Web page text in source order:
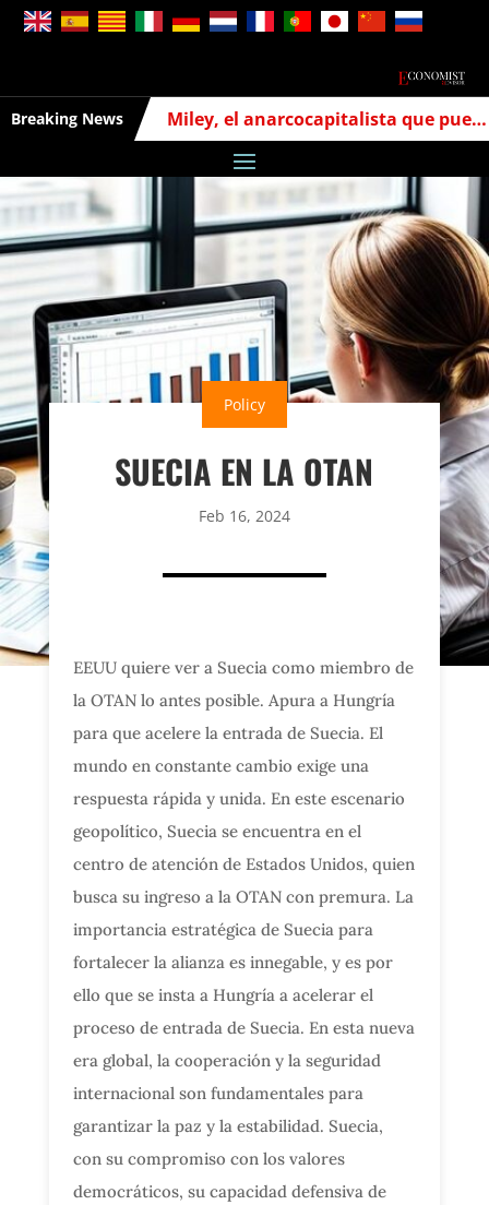
Breaking News Miley, el anarcocapitalista que puede cambiar la economía argentina
Policy
SUECIA EN LA OTAN
Feb 16, 2024
EEUU quiere ver a Suecia como miembro de
la OTAN lo antes posible. Apura a Hungría
para que acelere la entrada de Suecia. El
mundo en constante cambio exige una
respuesta rápida y unida. En este escenario
geopolítico, Suecia se encuentra en el
centro de atención de Estados Unidos, quien
busca su ingreso a la OTAN con premura. La
importancia estratégica de Suecia para
fortalecer la alianza es innegable, y es por
ello que se insta a Hungría a acelerar el
proceso de entrada de Suecia. En esta nueva
era global, la cooperación y la seguridad
internacional son fundamentales para
garantizar la paz y la estabilidad. Suecia,
con su compromiso con los valores
democráticos, su capacidad defensiva de